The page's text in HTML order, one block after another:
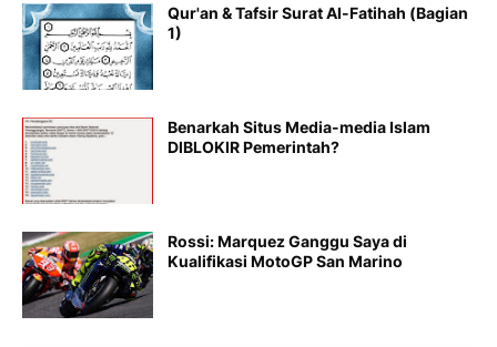
Qur'an & Tafsir Surat Al-Fatihah (Bagian
1)
Benarkah Situs Media-media Islam
DIBLOKIR Pemerintah?
Rossi: Marquez Ganggu Saya di
Kualifikasi MotoGP San Marino